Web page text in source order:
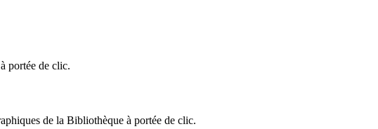
portée de clic.
de la Bibliothèque à portée de clic.